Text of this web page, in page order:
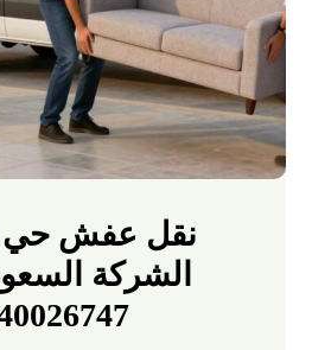
نقل عفش حي
الشركة